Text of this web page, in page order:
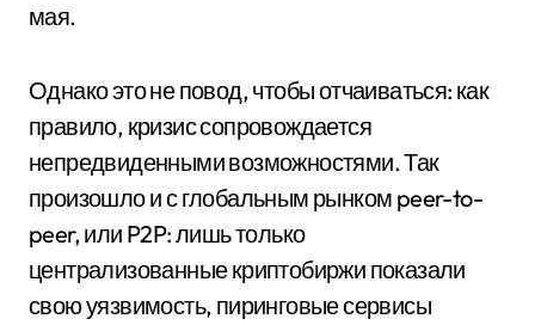
мая.
Однако это не повод, чтобы отчаиваться: как
правило, кризис сопровождается
непредвиденными возможностями. Так
произошло и с глобальным рынком peer-to-
peer, или P2P: лишь только
централизованные криптобиржи показали
свою уязвимость, пиринговые сервисы